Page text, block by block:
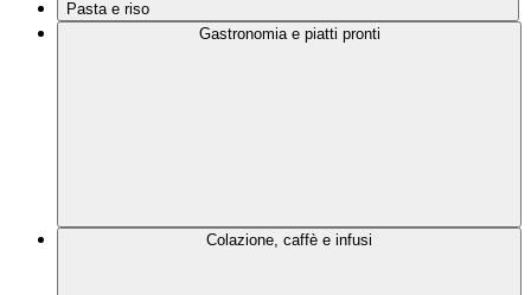
Pasta e riso
Gastronomia e piatti pronti
Colazione, caffè e infusi